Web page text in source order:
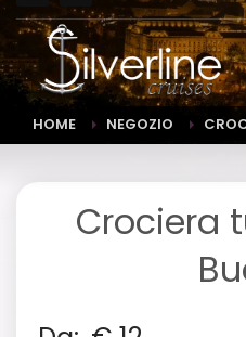
HOME NEGOZIO
Crociera